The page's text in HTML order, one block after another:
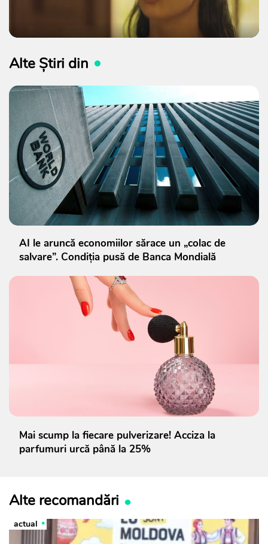
Alte Știri din
AI le aruncă economiilor sărace un „colac de
salvare”. Condiția pusă de Banca Mondială
Mai scump la fiecare pulverizare! Acciza la
parfumuri urcă până la 25%
Alte recomandări
actual